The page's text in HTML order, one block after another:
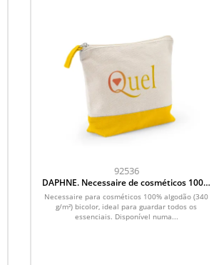
92536
DAPHNE. Necessaire de cosméticos 100%
algodão (340 g/m²) bicolor
Necessaire para cosméticos 100% algodão (340
g/m²) bicolor, ideal para guardar todos os
essenciais. Disponível numa...